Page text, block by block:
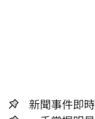
新聞事件即